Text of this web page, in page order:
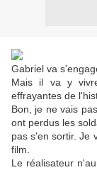
Gabriel va
Mais il va y
effrayantes de
Bon, je ne vais
ont perdus les
pas s'en sortir. Je
film.
Le réalisateur